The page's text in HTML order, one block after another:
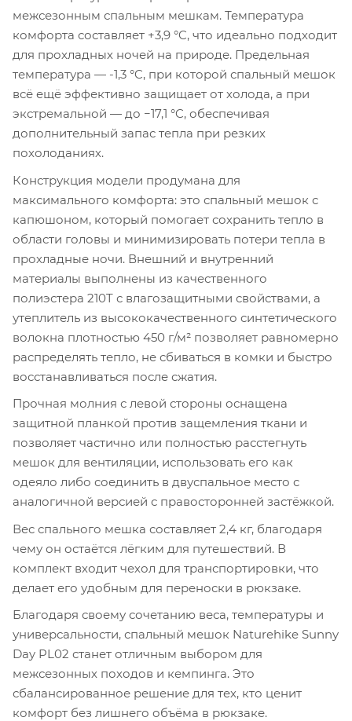
межсезонным спальным мешкам. Температура
комфорта составляет +3,9 °C, что идеально подходит
для прохладных ночей на природе. Предельная
температура — -1,3 °C, при которой спальный мешок
всё ещё эффективно защищает от холода, а при
экстремальной — до −17,1 °C, обеспечивая
дополнительный запас тепла при резких
похолоданиях.
Конструкция модели продумана для
максимального комфорта: это спальный мешок с
капюшоном, который помогает сохранить тепло в
области головы и минимизировать потери тепла в
прохладные ночи. Внешний и внутренний
материалы выполнены из качественного
полиэстера 210T с влагозащитными свойствами, а
утеплитель из высококачественного синтетического
волокна плотностью 450 г/м² позволяет равномерно
распределять тепло, не сбиваться в комки и быстро
восстанавливаться после сжатия.
Прочная молния с левой стороны оснащена
защитной планкой против защемления ткани и
позволяет частично или полностью расстегнуть
мешок для вентиляции, использовать его как
одеяло либо соединить в двуспальное место с
аналогичной версией с правосторонней застёжкой.
Вес спального мешка составляет 2,4 кг, благодаря
чему он остаётся лёгким для путешествий. В
комплект входит чехол для транспортировки, что
делает его удобным для переноски в рюкзаке.
Благодаря своему сочетанию веса, температуры и
универсальности, спальный мешок Naturehike Sunny
Day PL02 станет отличным выбором для
межсезонных походов и кемпинга. Это
сбалансированное решение для тех, кто ценит
комфорт без лишнего объёма в рюкзаке.